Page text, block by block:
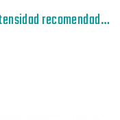
Dispositivos de protección de sobreintensidad recomendados p. lado red